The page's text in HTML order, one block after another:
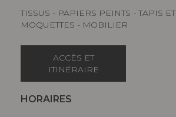
TISSUS - PAPIERS PEINTS - TAPIS ET
MOQUETTES - MOBILIER
ACCÈS ET
ITINÉRAIRE
HORAIRES